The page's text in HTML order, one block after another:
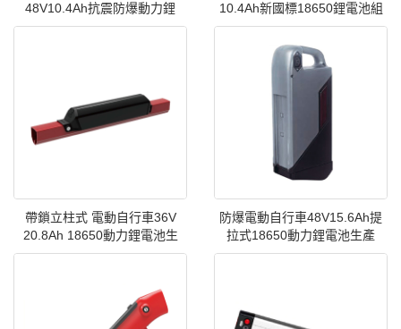
48V10.4Ah抗震防爆動力鋰
10.4Ah新國標18650鋰電池組
帶鎖立柱式 電動自行車36V
20.8Ah 18650動力鋰電池生
防爆電動自行車48V15.6Ah提
拉式18650動力鋰電池生產